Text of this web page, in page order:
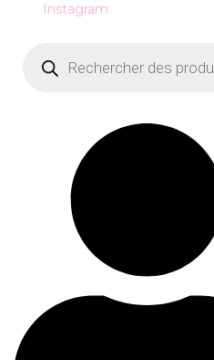
Instagram
produits